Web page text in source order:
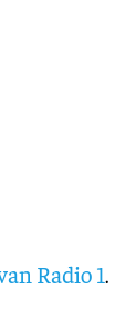
Radio 1.